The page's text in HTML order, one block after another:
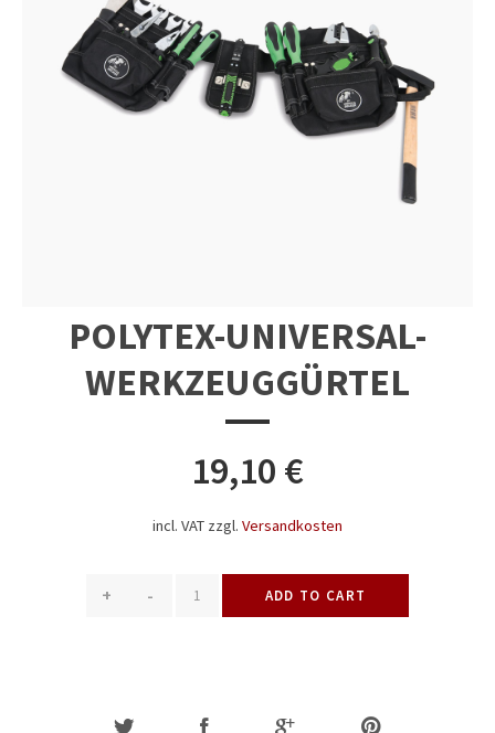
POLYTEX-UNIVERSAL-
WERKZEUGGÜRTEL
19,10 €
incl. VAT zzgl. Versandkosten
+ - ADD TO CART